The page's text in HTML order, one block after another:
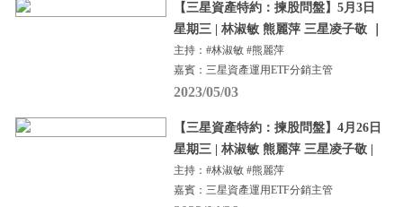
【三星資產特約：揀股問盤】5月3日
星期三 | 林淑敏 熊麗萍 三星凌子敬 ｜
主持：#林淑敏 #熊麗萍
嘉賓：三星資產運用ETF分銷主管
2023/05/03
【三星資產特約：揀股問盤】4月26日
星期三 | 林淑敏 熊麗萍 三星凌子敬 |
主持：#林淑敏 #熊麗萍
嘉賓：三星資產運用ETF分銷主管